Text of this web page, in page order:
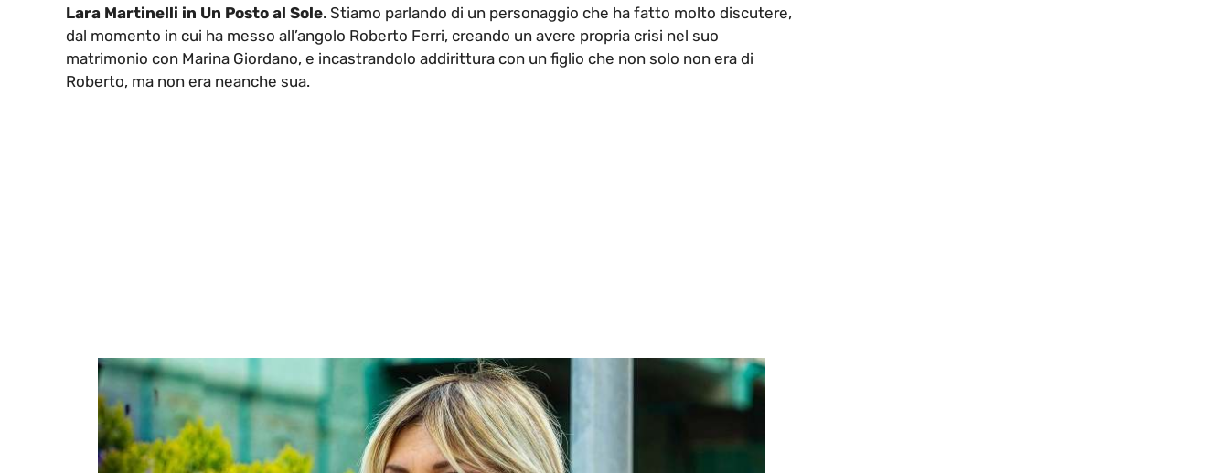
Lara Martinelli in Un Posto al Sole. Stiamo parlando di un personaggio che ha fatto molto discutere,
dal momento in cui ha messo all’angolo Roberto Ferri, creando un avere propria crisi nel suo
matrimonio con Marina Giordano, e incastrandolo addirittura con un figlio che non solo non era di
Roberto, ma non era neanche sua.